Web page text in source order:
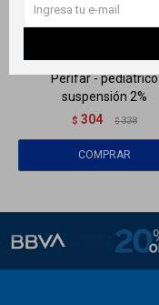
LlegaHOY
Perifar - pediátrico
suspensión 2%
$ 304 $ 338